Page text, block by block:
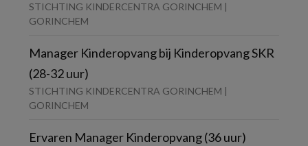
STICHTING KINDERCENTRA GORINCHEM |
GORINCHEM
Manager Kinderopvang bij Kinderopvang SKR
(28-32 uur)
STICHTING KINDERCENTRA GORINCHEM |
GORINCHEM
Ervaren Manager Kinderopvang (36 uur)